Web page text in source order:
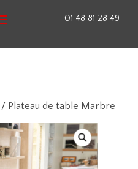
01 48 81 28 49
/ Plateau de table Marbre